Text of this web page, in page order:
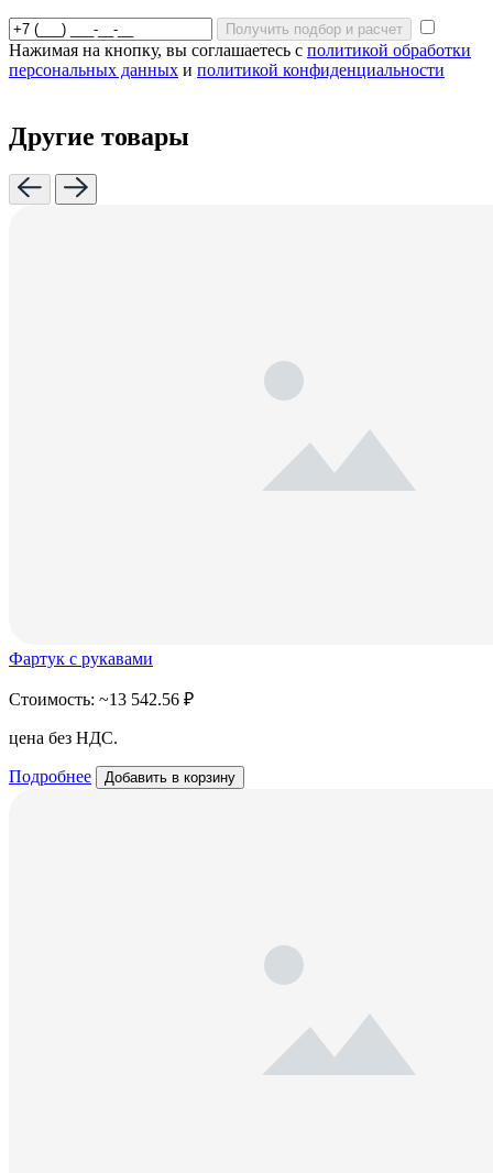
Получить подбор и расчет
Нажимая на кнопку, вы соглашаетесь с политикой обработки
персональных данных и политикой конфиденциальности
Другие товары
Фартук с рукавами
Стоимость: ~13 542.56 ₽
цена без НДС.
Подробнее Добавить в корзину